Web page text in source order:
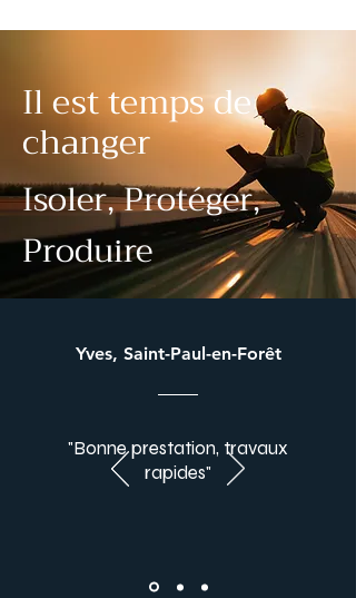
Il est temps de
changer
Isoler, Protéger,
Produire
Yves, Saint-Paul-en-Forêt
"Bonne prestation, travaux
rapides"